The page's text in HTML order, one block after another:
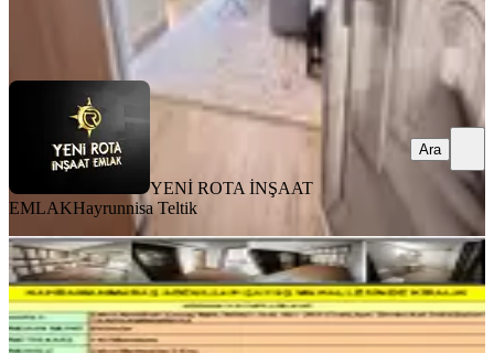
YENİ ROTA İNŞAAT EMLAKHayrunnisa Teltik
YENİ ROTA İNŞAAT
EMLAKHayrunnisa Teltik
Ara
BALKONLU
Kahramanmaraş Ş.abdullah Çavuş
Mahallesinde Kiralık
Onikişubat, Şehit Abdullah Çavuş Mahallesi